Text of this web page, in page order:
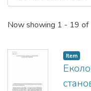
Recent
Now showing 1 - 19 of
Item